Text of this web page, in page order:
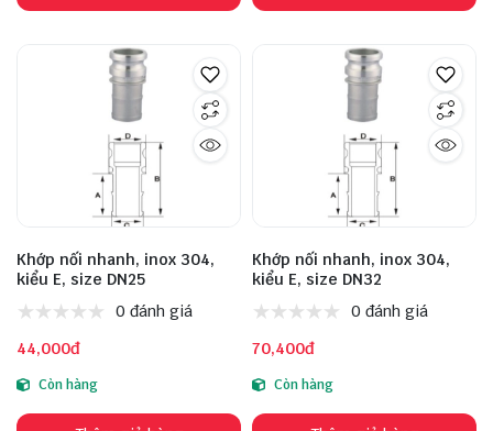
Khớp nối nhanh, inox 304,
kiểu E, size DN25
0 đánh giá
44,000đ
Còn hàng
Khớp nối nhanh, inox 304,
kiểu E, size DN32
0 đánh giá
70,400đ
Còn hàng